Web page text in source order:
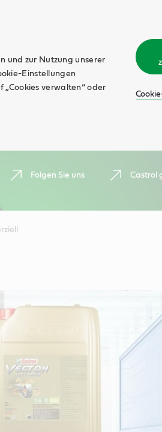
und zur Nutzung unserer
Einstellungen
„Cookies verwalten“ oder
Folgen Sie uns Castrol